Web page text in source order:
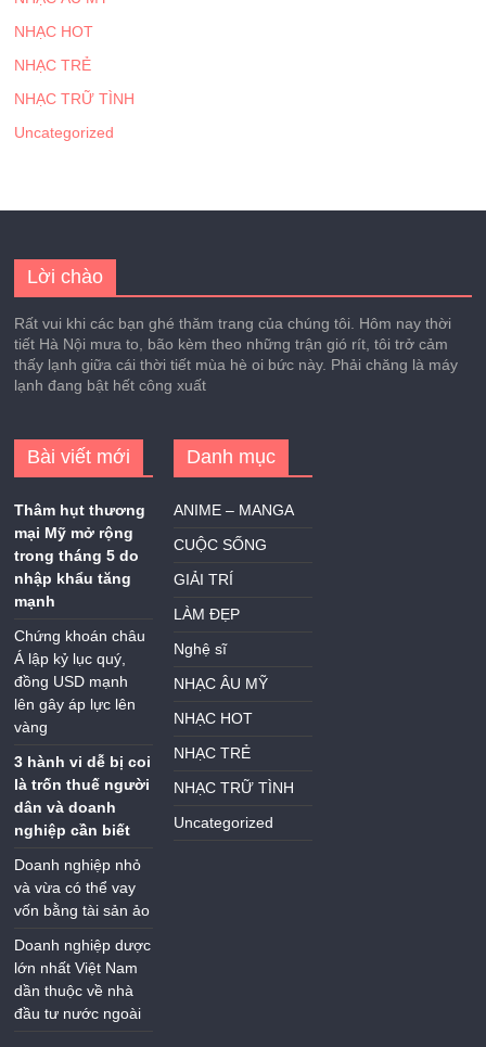
NHẠC HOT
NHẠC TRẺ
NHẠC TRỮ TÌNH
Uncategorized
Lời chào
Rất vui khi các bạn ghé thăm trang của chúng tôi. Hôm nay thời
tiết Hà Nội mưa to, bão kèm theo những trận gió rít, tôi trở cảm
thấy lạnh giữa cái thời tiết mùa hè oi bức này. Phải chăng là máy
lạnh đang bật hết công xuất
Bài viết mới
Thâm hụt thương
mại Mỹ mở rộng
trong tháng 5 do
nhập khẩu tăng
mạnh
Chứng khoán châu
Á lập kỷ lục quý,
đồng USD mạnh
lên gây áp lực lên
vàng
3 hành vi dễ bị coi
là trốn thuế người
dân và doanh
nghiệp cần biết
Doanh nghiệp nhỏ
và vừa có thể vay
vốn bằng tài sản ảo
Doanh nghiệp dược
lớn nhất Việt Nam
dần thuộc về nhà
đầu tư nước ngoài
Danh mục
ANIME – MANGA
CUỘC SỐNG
GIẢI TRÍ
LÀM ĐẸP
Nghệ sĩ
NHẠC ÂU MỸ
NHẠC HOT
NHẠC TRẺ
NHẠC TRỮ TÌNH
Uncategorized